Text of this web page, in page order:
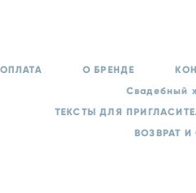
ОПЛАТА О БРЕНДЕ
Свадебный
ТЕКСТЫ ДЛЯ
ВОЗВРАТ И